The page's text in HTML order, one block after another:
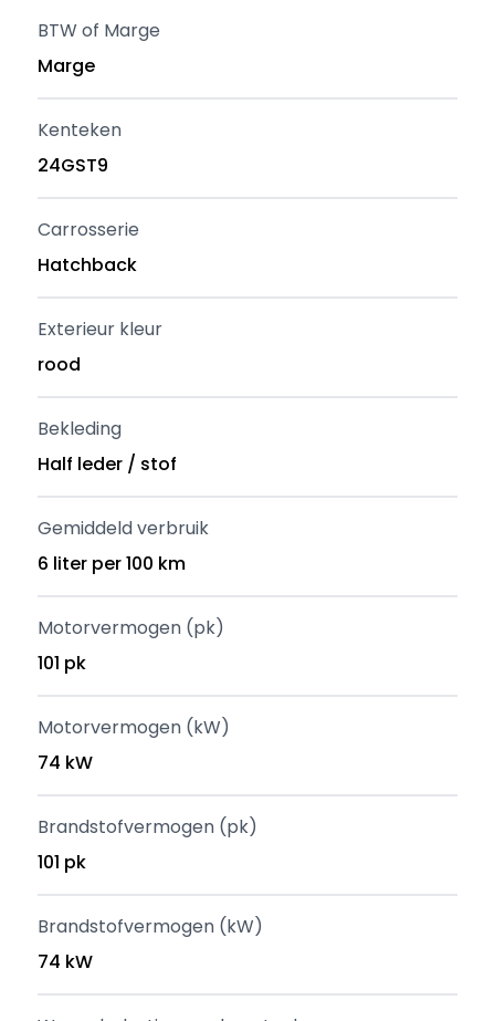
BTW of Marge
Marge
Kenteken
24GST9
Carrosserie
Hatchback
Exterieur kleur
rood
Bekleding
Half leder / stof
Gemiddeld verbruik
6 liter per 100 km
Motorvermogen (pk)
101 pk
Motorvermogen (kW)
74 kW
Brandstofvermogen (pk)
101 pk
Brandstofvermogen (kW)
74 kW